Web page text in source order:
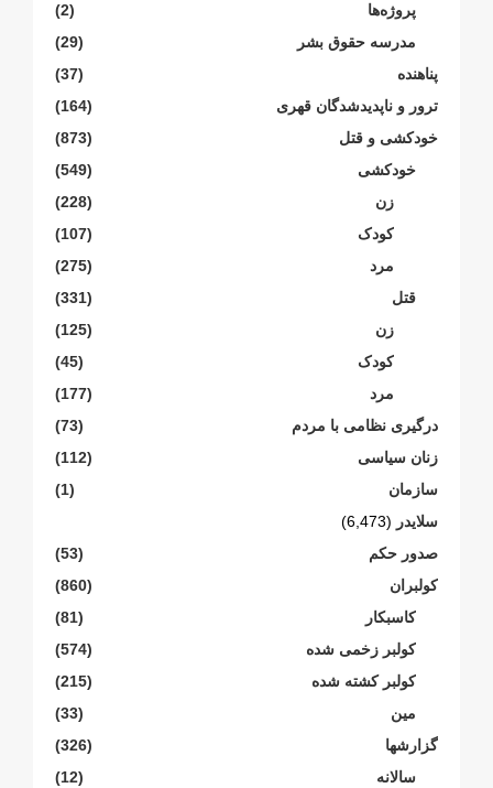
پروژەها
(2)
مدرسە حقوق بشر
(29)
پناهنده
(37)
ترور و ناپدیدشدگان قهری
(164)
خودکشی و قتل
(873)
خودکشی
(549)
زن
(228)
کودک
(107)
مرد
(275)
قتل
(331)
زن
(125)
کودک
(45)
مرد
(177)
درگیری نظامی با مردم
(73)
زنان سیاسی
(112)
سازمان
(1)
سلایدر (6,473)
صدور حکم
(53)
کولبران
(860)
کاسبکار
(81)
کولبر زخمی شدە
(574)
کولبر کشتە شدە
(215)
مین
(33)
گزارشها
(326)
سالانە
(12)